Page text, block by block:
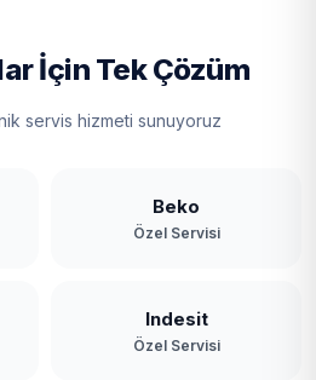
İçin Tek Çözüm
servis hizmeti sunuyoruz
Beko
Özel Servisi
Indesit
Özel Servisi